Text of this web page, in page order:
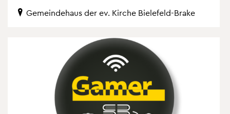
Ge­mein­de­haus der ev. Kir­che Bie­le­feld-Brake